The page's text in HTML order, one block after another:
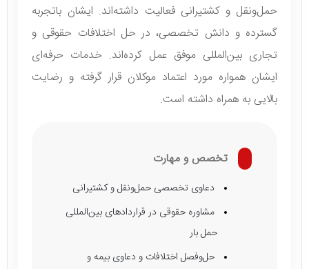
حمل‌ونقل و کشتیرانی فعالیت داشته‌اند. ایشان باتجربه
گسترده و دانش تخصصی، در حل اختلافات حقوقی و
تجاری بین‌المللی موفق عمل کرده‌اند. خدمات حرفه‌ای
ایشان همواره مورد اعتماد موکلان قرار گرفته و رضایت
بالایی به همراه داشته است.
تخصص و مهارت
دعاوی تخصصی حمل‌ونقل و کشتیرانی
مشاوره حقوقی در قراردادهای بین‌المللی
حمل بار
حل‌وفصل اختلافات و دعاوی بیمه و